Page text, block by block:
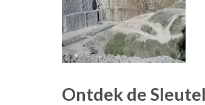
Ontdek de